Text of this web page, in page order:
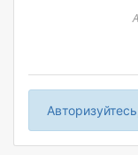
Авторизуйтесь